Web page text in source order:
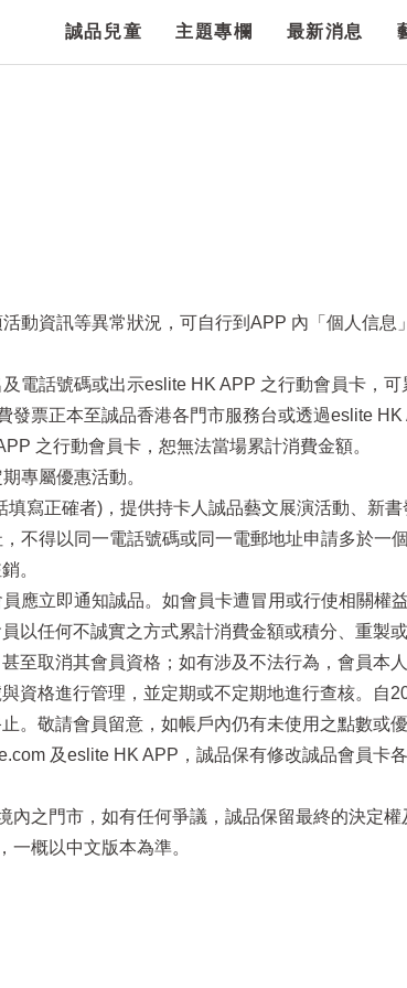
誠品兒童 主題專欄 最新消息
動資訊等異常狀況，可自行到APP 內「個人信
電話號碼或出示eslite HK APP 之行動會員卡，可
票正本至誠品香港各門市服務台或透過eslite HK
之行動會員卡，恕無法當場累計消費金額。
專屬優惠活動。
寫正確者)，提供持卡人誠品藝文展演活動、新書
不得以同一電話號碼或同一電郵地址申請多於
。
應立即通知誠品。如會員卡遭冒用或行使相關權
以任何不誠實之方式累計消費金額或積分、重
至取消其會員資格；如有涉及不法行為，會員本
資格進行管理，並定期或不定期地進行查核。自
。敬請會員留意，如帳戶內仍有未使用之點數或
及eslite HK APP，誠品保有修改誠品會員
之門市，如有任何爭議，誠品保留最終的決定權
一概以中文版本為準。